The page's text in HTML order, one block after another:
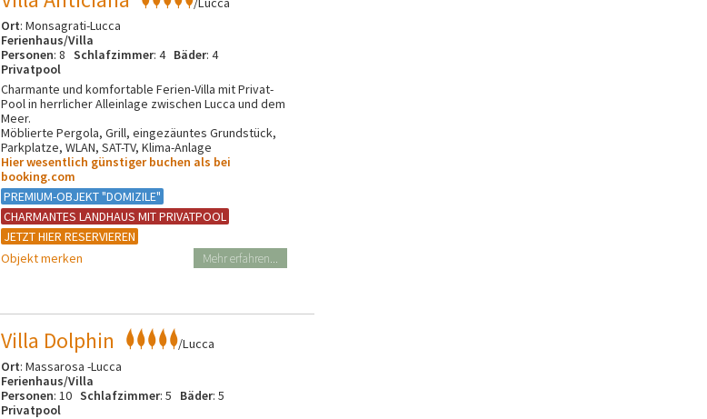
Ort: Monsagrati-Lucca
Ferienhaus/Villa
Personen: 8Schlafzimmer: 4 Bäder: 4
Privatpool
Charmante und komfortable Ferien-Villa mit Privat-
Pool in herrlicher Alleinlage zwischen Lucca und dem
Meer.
Möblierte Pergola, Grill, eingezäuntes Grundstück,
Parkplatze, WLAN, SAT-TV, Klima-Anlage
Hier wesentlich günstiger buchen als bei
booking.com
PREMIUM-OBJEKT "DOMIZILE"
CHARMANTES LANDHAUS MIT PRIVATPOOL
JETZT HIER RESERVIEREN
Objekt merken
Mehr erfahren...
Villa Dolphin
/Lucca
Ort: Massarosa -Lucca
Ferienhaus/Villa
Personen: 10Schlafzimmer: 5 Bäder: 5
Privatpool